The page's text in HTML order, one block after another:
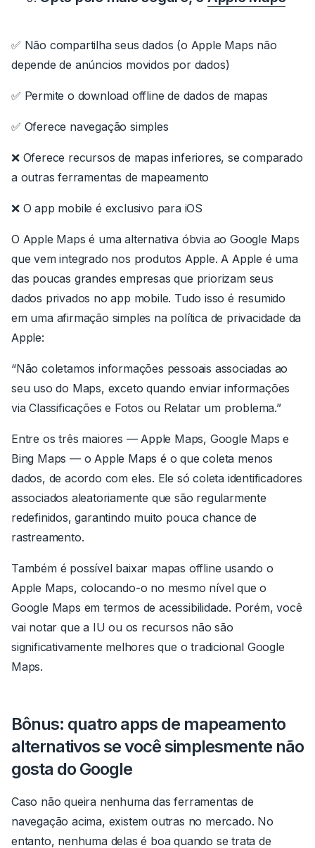
✅ Não compartilha seus dados (o Apple Maps não
depende de anúncios movidos por dados)
✅ Permite o download offline de dados de mapas
✅ Oferece navegação simples
❌ Oferece recursos de mapas inferiores, se comparado
a outras ferramentas de mapeamento
❌ O app mobile é exclusivo para iOS
O Apple Maps é uma alternativa óbvia ao Google Maps
que vem integrado nos produtos Apple. A Apple é uma
das poucas grandes empresas que priorizam seus
dados privados no app mobile. Tudo isso é resumido
em uma afirmação simples na política de privacidade da
Apple:
“Não coletamos informações pessoais associadas ao
seu uso do Maps, exceto quando enviar informações
via Classificações e Fotos ou Relatar um problema.”
Entre os três maiores — Apple Maps, Google Maps e
Bing Maps — o Apple Maps é o que coleta menos
dados, de acordo com eles. Ele só coleta identificadores
associados aleatoriamente que são regularmente
redefinidos, garantindo muito pouca chance de
rastreamento.
Também é possível baixar mapas offline usando o
Apple Maps, colocando-o no mesmo nível que o
Google Maps em termos de acessibilidade. Porém, você
vai notar que a IU ou os recursos não são
significativamente melhores que o tradicional Google
Maps.
Bônus: quatro apps de mapeamento
alternativos se você simplesmente não
gosta do Google
Caso não queira nenhuma das ferramentas de
navegação acima, existem outras no mercado. No
entanto, nenhuma delas é boa quando se trata de